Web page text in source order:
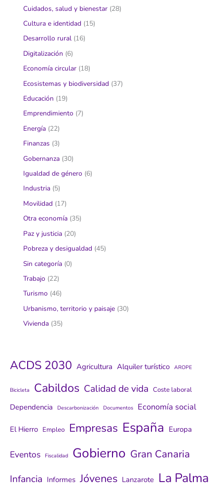
Cuidados, salud y bienestar (28)
Cultura e identidad (15)
Desarrollo rural (16)
Digitalización (6)
Economía circular (18)
Ecosistemas y biodiversidad (37)
Educación (19)
Emprendimiento (7)
Energía (22)
Finanzas (3)
Gobernanza (30)
Igualdad de género (6)
Industria (5)
Movilidad (17)
Otra economía (35)
Paz y justicia (20)
Pobreza y desigualdad (45)
Sin categoría (0)
Trabajo (22)
Turismo (46)
Urbanismo, territorio y paisaje (30)
Vivienda (35)
ACDS 2030 Agricultura Alquiler turístico AROPE
Bicicleta Cabildos Calidad de vida Coste laboral
Dependencia Descarbonización Documentos Economía social
El Hierro Empleo Empresas España Europa
Eventos Fiscalidad Gobierno Gran Canaria
Infancia Informes Jóvenes Lanzarote La Palma